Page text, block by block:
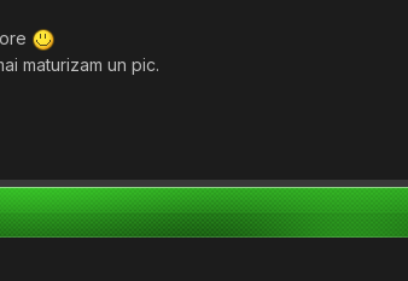
maturizam un pic.